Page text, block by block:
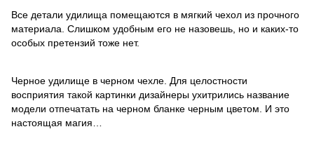
Все детали удилища помещаются в мягкий чехол из прочного
материала. Слишком удобным его не назовешь, но и каких-то
особых претензий тоже нет.
Черное удилище в черном чехле. Для целостности
восприятия такой картинки дизайнеры ухитрились название
модели отпечатать на черном бланке черным цветом. И это
настоящая магия…